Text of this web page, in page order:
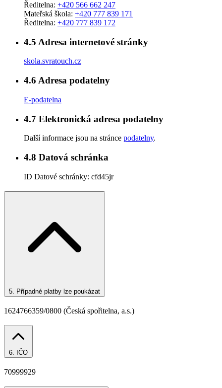
Ředitelna: +420 566 662 247
Mateřská škola: +420 777 839 171
Ředitelna: +420 777 839 172
4.5 Adresa internetové stránky
skola.svratouch.cz
4.6 Adresa podatelny
E-podatelna
4.7 Elektronická adresa podatelny
Další informace jsou na stránce podatelny.
4.8 Datová schránka
ID Datové schránky: cfd45jr
5. Případné platby lze poukázat
1624766359/0800 (Česká spořitelna, a.s.)
6. IČO
70999929